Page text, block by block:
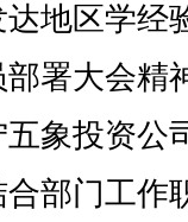
地区学经
署大会精
象投资公
部门工作